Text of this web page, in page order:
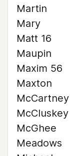
Martin
Mary
Matt 16
Maupin
Maxim 56
Maxton
McCartney
McCluskey
McGhee
Meadows